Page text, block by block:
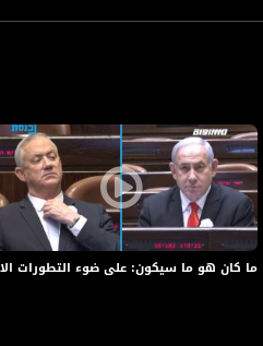
ما كان هو ما سيكون: على ضوء التطورات